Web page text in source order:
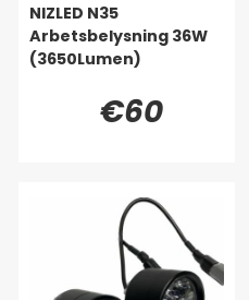
NIZLED N35
Arbetsbelysning 36W
(3650Lumen)
€60